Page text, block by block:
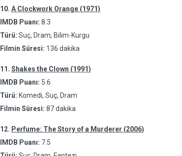
10. A Clockwork Orange (1971)
IMDB Puanı: 8.3
Türü: Suç, Dram, Bilim-Kurgu
Filmin Süresi: 136 dakika
11. Shakes the Clown (1991)
IMDB Puanı: 5.6
Türü: Komedi, Suç, Dram
Filmin Süresi: 87 dakika
12. Perfume: The Story of a Murderer (2006)
IMDB Puanı: 7.5